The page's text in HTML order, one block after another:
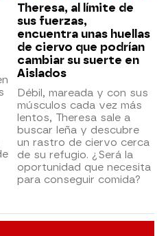
Theresa, al límite de
sus fuerzas,
encuentra unas huellas
de ciervo que podrían
cambiar su suerte en
Aislados
Débil, mareada y con sus
músculos cada vez más
lentos, Theresa sale a
buscar leña y descubre
un rastro de ciervo cerca
de su refugio. ¿Será la
oportunidad que necesita
para conseguir comida?